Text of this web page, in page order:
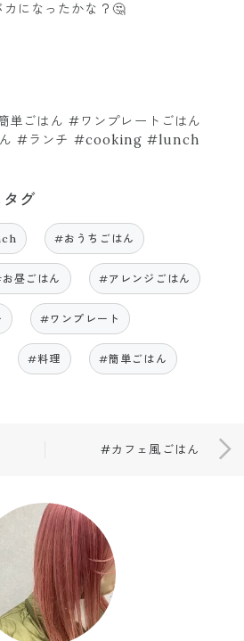
カになったかな？🤔
単ごはん #ワンプレートごはん
ん #ランチ #cooking #lunch
グ
#おうちごはん
昼ごはん #アレンジごはん
#ワンプレート
#料理 #簡単ごはん
#カフェ風ごはん